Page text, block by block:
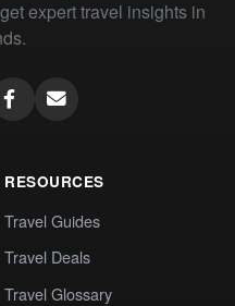
expert travel insights in
RESOURCES
Travel Guides
Travel Deals
Travel Glossary